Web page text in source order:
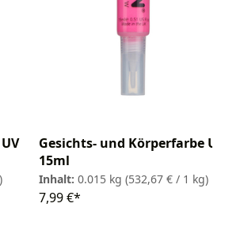
Gesichts- und Körperfarbe UV
15ml
Inhalt: 0.015 kg (532,67 € / 1 kg)
7,99 €*